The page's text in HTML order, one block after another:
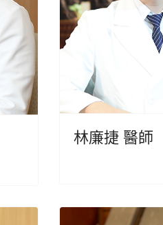
林廉捷 醫師